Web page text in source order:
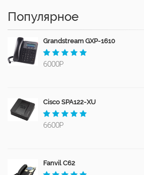
Популярное
Grandstream GXP-1610
6000Р
Cisco SPA122-XU
6600Р
Fanvil C62